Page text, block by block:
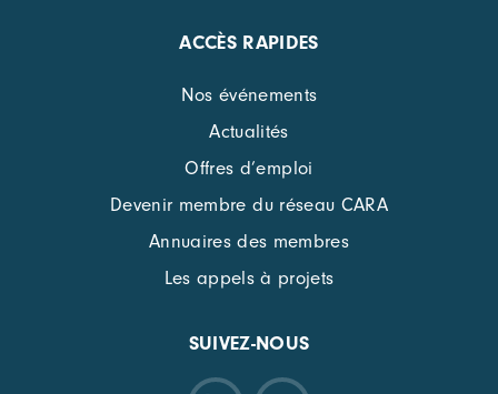
ACCÈS RAPIDES
Nos événements
Actualités
Offres d’emploi
Devenir membre du réseau CARA
Annuaires des membres
Les appels à projets
SUIVEZ-NOUS